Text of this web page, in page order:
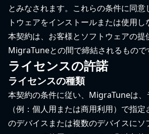
とみなされます。これらの条件に同意
トウェアをインストールまたは使用し
本契約は、お客様とソフトウェアの提
MigraTuneとの間で締結されるもので
ライセンスの許諾
ライセンスの種類
本契約の条件に従い、MigraTuneは、
（例：個人用または商用利用）で指
のデバイスまたは複数のデバイスにソ